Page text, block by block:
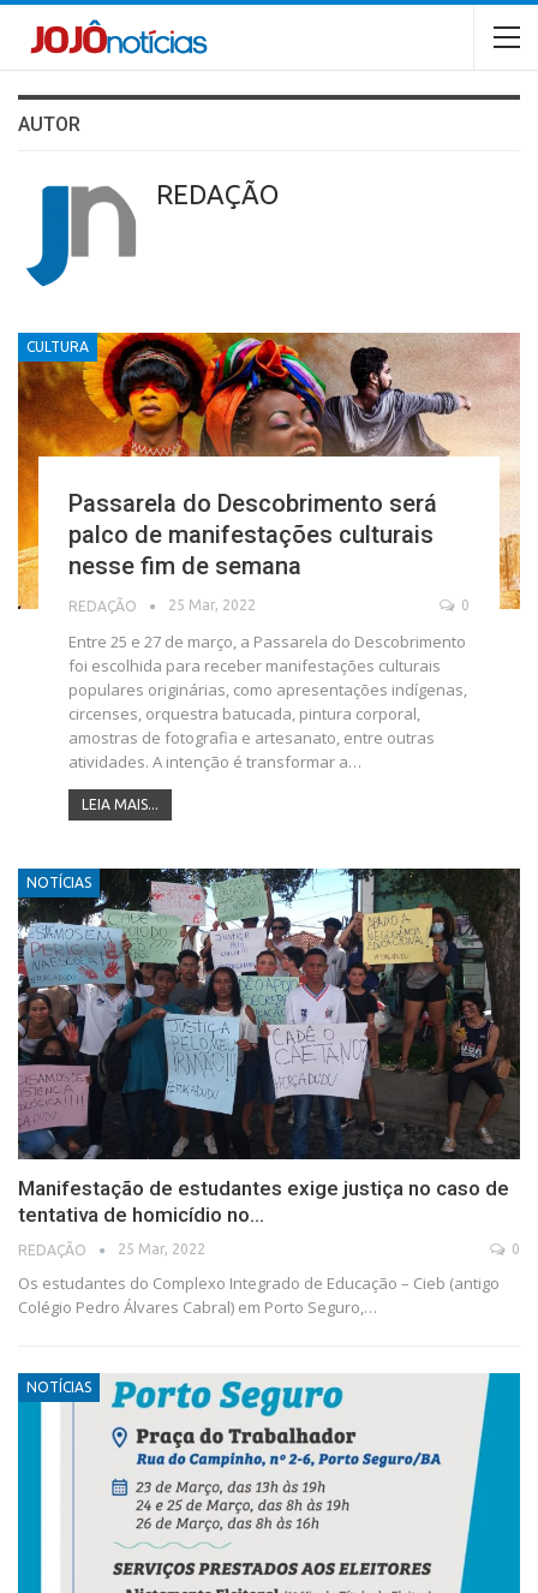
AUTOR
REDAÇÃO
CULTURA
Passarela do Descobrimento será
palco de manifestações culturais
nesse fim de semana
REDAÇÃO 25 Mar, 2022 0
Entre 25 e 27 de março, a Passarela do Descobrimento
foi escolhida para receber manifestações culturais
populares originárias, como apresentações indígenas,
circenses, orquestra batucada, pintura corporal,
amostras de fotografia e artesanato, entre outras
atividades. A intenção é transformar a…
LEIA MAIS...
NOTÍCIAS
Manifestação de estudantes exige justiça no caso de
tentativa de homicídio no…
REDAÇÃO 25 Mar, 2022 0
Os estudantes do Complexo Integrado de Educação – Cieb (antigo
Colégio Pedro Álvares Cabral) em Porto Seguro,…
NOTÍCIAS